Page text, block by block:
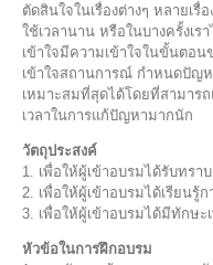
ตัดสินใจในเรื่องต่างๆ หลายเรื่
ใช้เวลานาน หรือในบางครั้งเ
เข้าใจมีความเข้าใจในขั้นตอ
เข้าใจสถานการณ์ กำหนดปัญ
เหมาะสมที่สุดได้โดยที่สามาร
เวลาในการแก้ปัญหามากนัก
วัตถุประสงค์
1. เพื่อให้ผู้เข้าอบรมได้รับทร
2. เพื่อให้ผู้เข้าอบรมได้เรียนรู้
3. เพื่อให้ผู้เข้าอบรมได้มีทักษ
หัวข้อในการฝึกอบรม